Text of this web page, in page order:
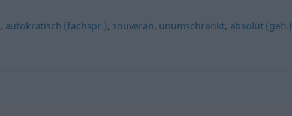
, autokratisch (fachspr.), souverän, unumschränkt, absolut (geh.)